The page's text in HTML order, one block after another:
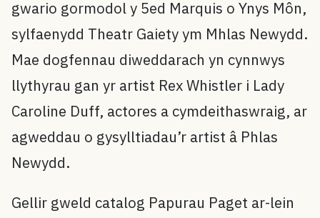
gwario gormodol y 5ed Marquis o Ynys Môn,
sylfaenydd Theatr Gaiety ym Mhlas Newydd.
Mae dogfennau diweddarach yn cynnwys
llythyrau gan yr artist Rex Whistler i Lady
Caroline Duff, actores a cymdeithaswraig, ar
agweddau o gysylltiadau’r artist â Phlas
Newydd.
Gellir gweld catalog Papurau Paget ar-lein